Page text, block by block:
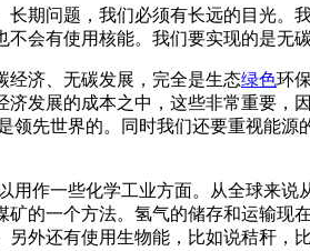
问题，我们必须有长远的目光。
会有使用核能。我们要实现的是无碳
济、无碳发展，完全是生态绿色环
发展的成本之中，这些非常重要，
先世界的。同时我们还要重视能
用作一些化学工业方面。从全球来
的一个方法。氢气的储存和运输现
外还有使用生物能，比如说秸秆，